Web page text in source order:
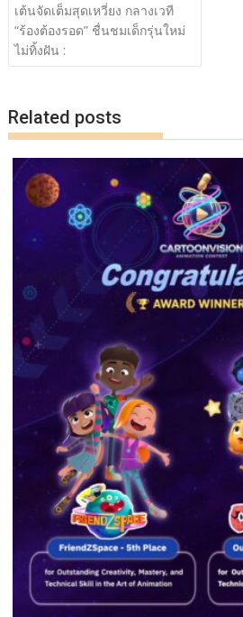
b
o
o
k
er y
Li
n
เรื่อง
เต้นจัดเต็มสุดเหวี่ยง กลางเวที
“ร้องต้องรอด” ชื่นชมเด็กรุ่นใหม่
ไม่ทิ้งฝัน :
Related posts